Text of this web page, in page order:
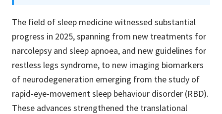
The field of sleep medicine witnessed substantial
progress in 2025, spanning from new treatments for
narcolepsy and sleep apnoea, and new guidelines for
restless legs syndrome, to new imaging biomarkers
of neurodegeneration emerging from the study of
rapid-eye-movement sleep behaviour disorder (RBD).
These advances strengthened the translational